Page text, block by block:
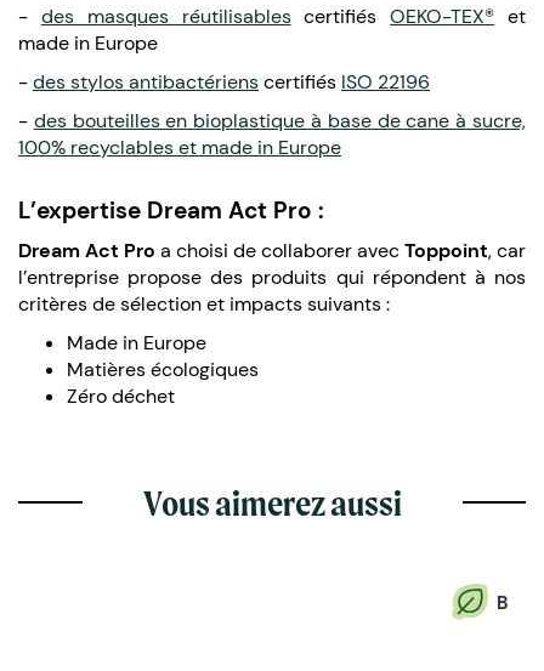
- des masques réutilisablescertifiésOEKO-TEX® et
made in Europe
-des stylos antibactérienscertifiés ISO 22196
- des bouteilles en bioplastique à base de cane à sucre,
100% recyclables et made in Europe
L’expertise Dream Act Pro :
Dream Act Pro a choisi de collaborer avecToppoint, car
l’entreprise propose des produits qui répondent à nos
critères de sélection et impacts suivants :
Made in Europe
Matières écologiques
Zéro déchet
Vous aimerez aussi
B